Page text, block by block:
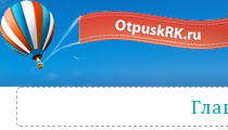
Полезный